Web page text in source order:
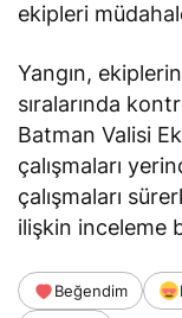
ekipleri
Yangın,
sıralarında
Batman Valisi
çalışmaları
çalışmaları
ilişkin inceleme
Beğendim